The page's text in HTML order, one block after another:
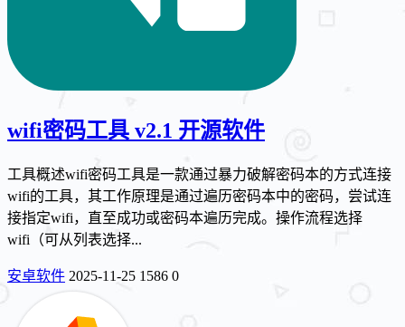
wifi密码工具 v2.1 开源软件
工具概述wifi密码工具是一款通过暴力破解密码本的方式连接
wifi的工具，其工作原理是通过遍历密码本中的密码，尝试连
接指定wifi，直至成功或密码本遍历完成。操作流程选择
wifi（可从列表选择...
安卓软件 2025-11-25 1586 0